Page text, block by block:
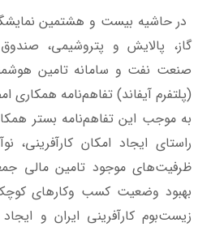
گاز، پالایش و پتروشیمی،
صنعت نفت و سامانه تامین هوشمند
(پلتفرم آیفاند) تفاهم‌نامه همکاری
به موجب این تفاهم‌نامه بستر
راستای ایجاد امکان کارآفرینی،
ظرفیت‌های موجود تامین مالی
بهبود وضعیت کسب‌ وکارهای
زیست‌بوم کارآفرینی ایران و